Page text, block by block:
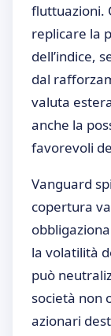
fluttuazioni.
replicare la
dell’indice,
dal
valuta
anche la
favorevoli
Vanguard
copertura
la volatilità
può
società non
azionari